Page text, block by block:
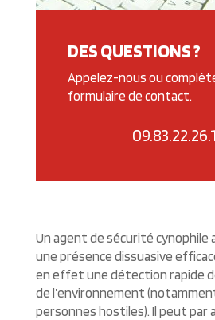
DES QUESTIONS ?
Appelez-nous ou
formulaire de contact.
Un agent de sécurité cynophile
une présence dissuasive
en effet une détection rapide
de l’environnement
personnes hostiles). Il peut par